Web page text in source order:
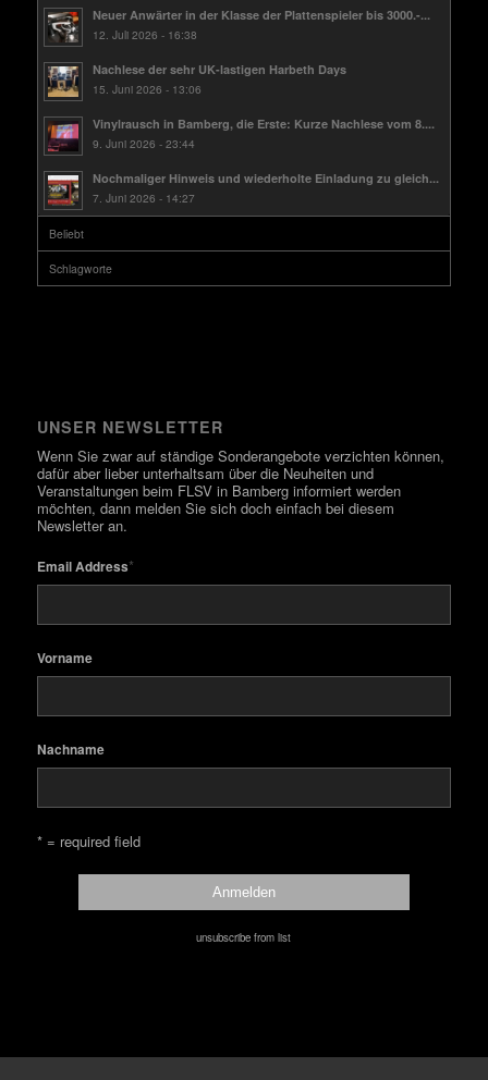
Neuer Anwärter in der Klasse der Plattenspieler bis 3000.-...
12. Juli 2026 - 16:38
Nachlese der sehr UK-lastigen Harbeth Days
15. Juni 2026 - 13:06
Vinylrausch in Bamberg, die Erste: Kurze Nachlese vom 8....
9. Juni 2026 - 23:44
Nochmaliger Hinweis und wiederholte Einladung zu gleich...
7. Juni 2026 - 14:27
Beliebt
Schlagworte
UNSER NEWSLETTER
Wenn Sie zwar auf ständige Sonderangebote verzichten können,
dafür aber lieber unterhaltsam über die Neuheiten und
Veranstaltungen beim FLSV in Bamberg informiert werden
möchten, dann melden Sie sich doch einfach bei diesem
Newsletter an.
Email Address*
Vorname
Nachname
* = required field
unsubscribe from list